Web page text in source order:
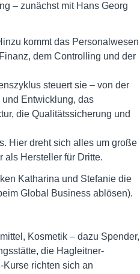
– zunächst mit Hans Georg
kommt das Personalwesen
dem Controlling und der
steuert sie – von der
Entwicklung, das
die Qualitätssicherung und
Hier dreht sich alles um große
als Hersteller für Dritte.
Katharina und Stefanie die
Global Business ablösen).
Kosmetik – dazu Spender,
die Hagleitner-
richten sich an